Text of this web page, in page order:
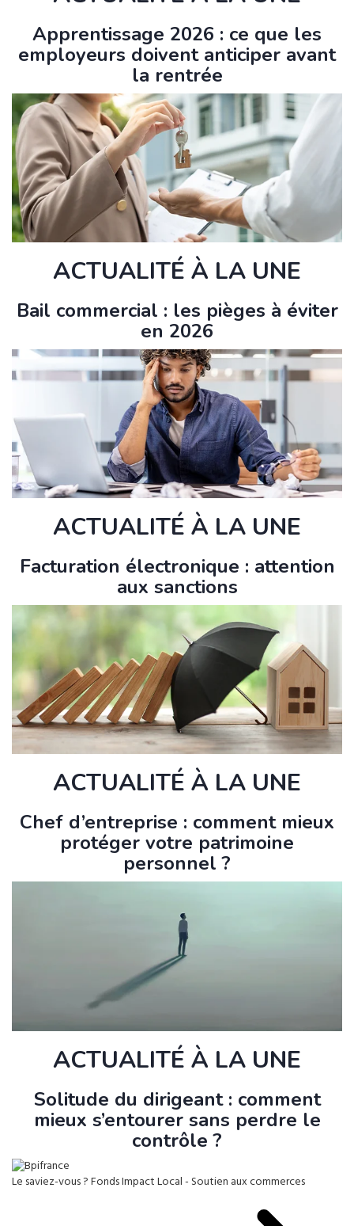
Apprentissage 2026 : ce que les
employeurs doivent anticiper avant
la rentrée
ACTUALITÉ À LA UNE
Bail commercial : les pièges à éviter
en 2026
ACTUALITÉ À LA UNE
Facturation électronique : attention
aux sanctions
ACTUALITÉ À LA UNE
Chef d’entreprise : comment mieux
protéger votre patrimoine
personnel ?
ACTUALITÉ À LA UNE
Solitude du dirigeant : comment
mieux s’entourer sans perdre le
contrôle ?
Le saviez-vous ?Fonds Impact Local - Soutien aux commerces